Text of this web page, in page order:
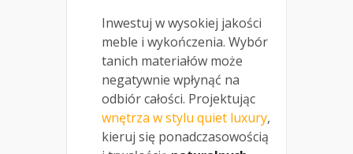
Inwestuj w wysokiej jakości
meble i wykończenia. Wybór
tanich materiałów może
negatywnie wpłynąć na
odbiór całości. Projektując
wnętrza w stylu quiet luxury,
kieruj się ponadczasowością